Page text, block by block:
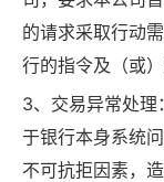
的请求采取行动
行的指令及（或
3、交易异常处理
于银行本身系统
不可抗拒因素，